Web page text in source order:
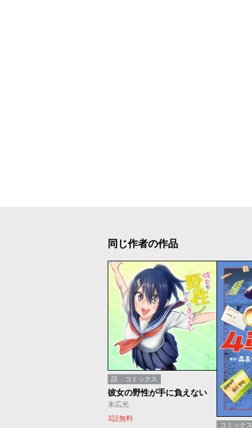
同じ作者の作品
話 コミックス
彼女の野性が手に負えない
末広光
3話無料
コミックス